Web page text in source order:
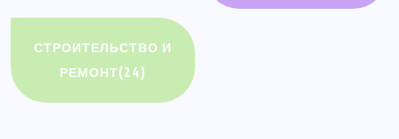
СТРОИТЕЛЬСТВО И
РЕМОНТ(24)